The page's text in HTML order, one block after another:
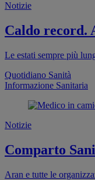
Notizie
Caldo record.
Le estati sempre più
Quotidiano Sanità
Informazione Sanitaria
Notizie
Comparto
Aran e tutte le